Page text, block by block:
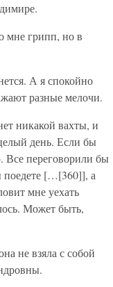
мне грипп, но в
А я спокойно
разные мелочи.
никакой вахты, и
день. Если бы
Все переговорили бы
поедете […[360]], а
мне уехать
Может быть,
не взяла с собой